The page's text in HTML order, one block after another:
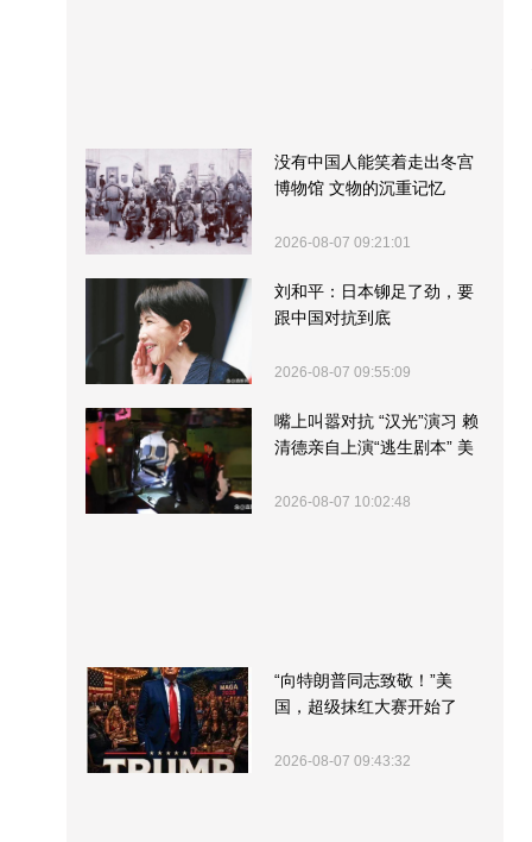
没有中国人能笑着走出冬宫
博物馆 文物的沉重记忆
2026-08-07 09:21:01
刘和平：日本铆足了劲，要
跟中国对抗到底
2026-08-07 09:55:09
嘴上叫嚣对抗 “汉光”演习 赖
清德亲自上演“逃生剧本” 美
2026-08-07 10:02:48
“向特朗普同志致敬！”美
国，超级抹红大赛开始了
2026-08-07 09:43:32